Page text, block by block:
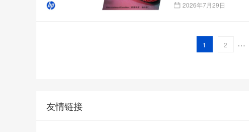
2026年7月29日
1 2 …
友情链接